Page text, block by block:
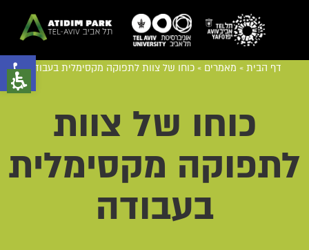
דף הבית » מאמרים » כוחו של צוות לתפוקה מקסימלית בעבודה
כוחו של צוות
לתפוקה מקסימלית
בעבודה
פתח סרגל נגישות